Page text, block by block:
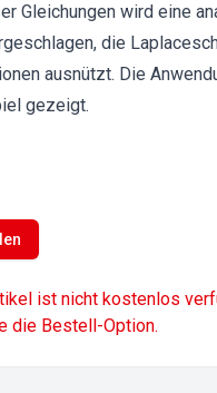
Gleichungen wird eine
die
ausnützt. Die
gezeigt.
ist nicht kostenlos
die Bestell-Option.